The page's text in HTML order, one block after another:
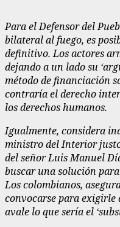
Para el Defensor del
bilateral al fuego, es
definitivo. Los actores
dejando a un lado su
método de financiación
contraría el derecho
los derechos humanos.
Igualmente, considera
ministro del Interior
del señor Luis Manuel
buscar una solución
Los colombianos,
convocarse para exigirle
avale lo que sería el